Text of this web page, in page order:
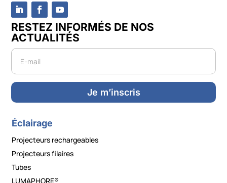
RESTEZ INFORMÉS DE NOS
ACTUALITÉS
Newsletter
Je m’inscris
Éclairage
Projecteurs rechargeables
Projecteurs filaires
Tubes
LUMAPHORE®